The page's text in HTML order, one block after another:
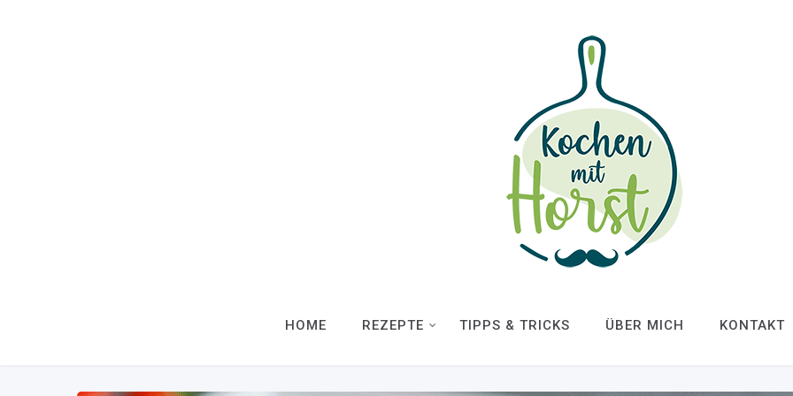
HOME REZEPTE TIPPS & TRICKS ÜBER MICH KONTAKT